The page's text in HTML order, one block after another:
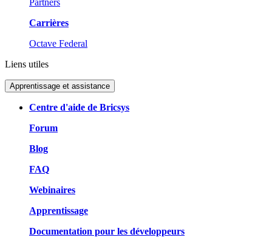
Carrières
Octave Federal
Liens utiles
Apprentissage et assistance
Centre d'aide de Bricsys
Forum
Blog
FAQ
Webinaires
Apprentissage
Documentation pour les développeurs